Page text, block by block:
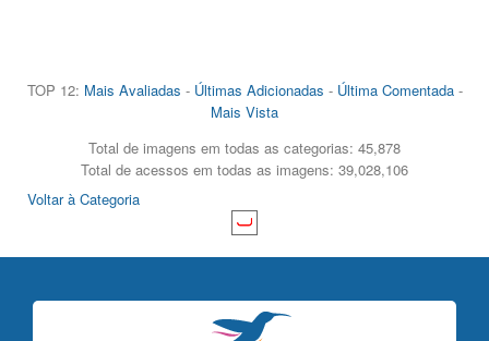
TOP 12: Mais Avaliadas - Últimas Adicionadas - Última Comentada-
Mais Vista
Total de imagens em todas as categorias: 45,878
Total de acessos em todas as imagens: 39,028,106
Voltar à Categoria